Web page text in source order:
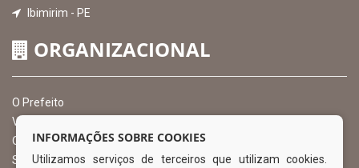
Ibimirim - PE
ORGANIZACIONAL
O Prefeito
Vice Prefeito
Ouvidoria Municipal
Serviço de Informação ao Cidadão – SIC
INFORMAÇÕES SOBRE COOKIES
Utilizamos serviços de terceiros que utilizam cookies.